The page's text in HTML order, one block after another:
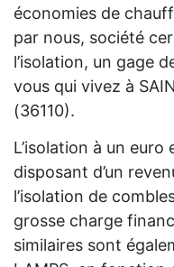
économies de
par nous, société
l’isolation, un gage
vous qui vivez à
(36110).
L’isolation à un
disposant d’un
l’isolation de
grosse charge
similaires sont